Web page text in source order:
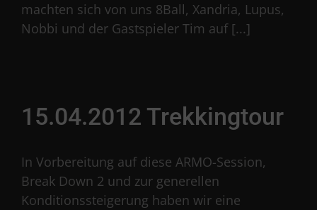
machten sich von uns 8Ball, Xandria, Lupus,
Nobbi und der Gastspieler Tim auf [...]
15.04.2012 Trekkingtour
In Vorbereitung auf diese ARMO-Session,
Break Down 2 und zur generellen
Konditionssteigerung haben wir eine